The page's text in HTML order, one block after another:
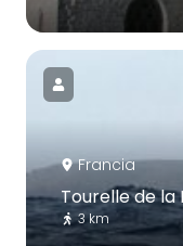
Francia
Tourelle de la
3 km